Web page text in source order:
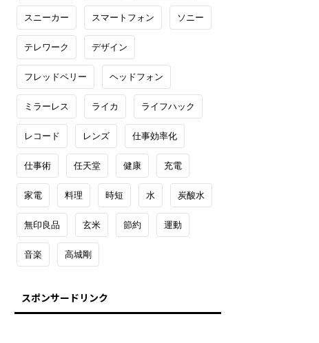
スニーカー スマートフォン ソニー
テレワーク デザイン
フレッドペリー ヘッドフォン
ミラーレス ライカ ライフハック
レコード レンズ 仕事効率化
仕事術 任天堂 健康 充電
家電 料理 時短 水 炭酸水
無印良品 玄米 節約 運動
音楽 高城剛
スポンサードリンク